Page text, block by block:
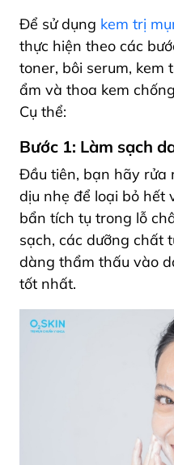
Để sử dụng kem trị
thực hiện theo các
toner, bôi serum, kem
ẩm và thoa kem
Cụ thể:
Bước 1: Làm sạch
Đầu tiên, bạn hãy rửa
dịu nhẹ để loại bỏ hết
bẩn tích tụ trong lỗ
sạch, các dưỡng chất
dàng thẩm thấu vào
tốt nhất.